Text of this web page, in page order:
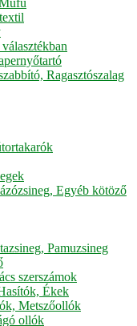
Ragasztószalag
Egyéb kötöző
Pamuzsineg
szerszámok
Ékek
Metszőollók
ollók